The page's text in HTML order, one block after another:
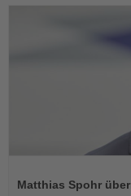
dieMatthias Spohr